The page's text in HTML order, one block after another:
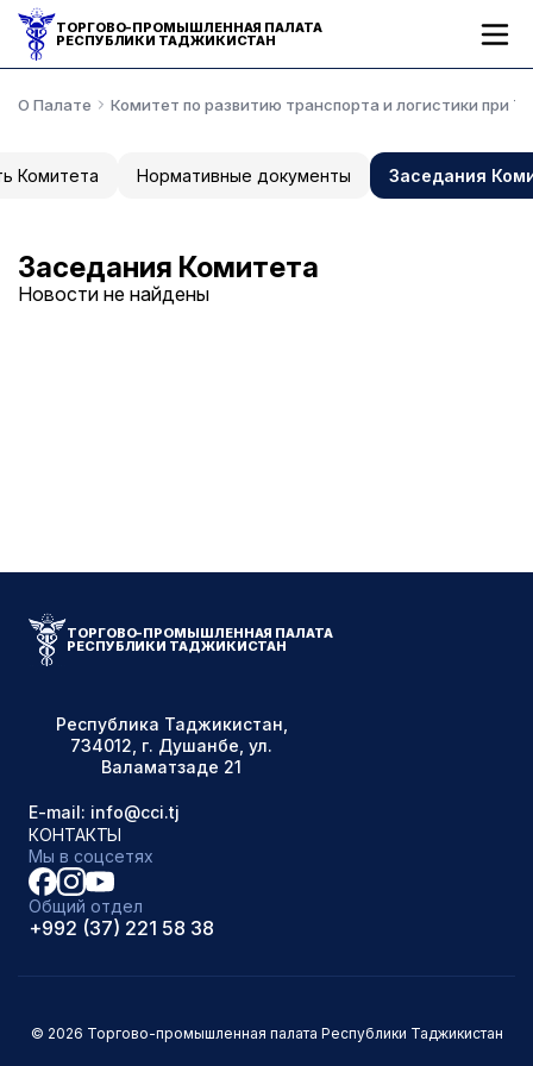
ТОРГОВО-ПРОМЫШЛЕННАЯ ПАЛАТА
РЕСПУБЛИКИ ТАДЖИКИСТАН
О Палате Комитет по развитию транспорта и логистики при
Комитета Нормативные документы Заседания
Заседания Комитета
Новости не найдены
ТОРГОВО-ПРОМЫШЛЕННАЯ ПАЛАТА
РЕСПУБЛИКИ ТАДЖИКИСТАН
Республика Таджикистан,
734012, г. Душанбе, ул.
Валаматзаде 21
E-mail: info@cci.tj
КОНТАКТЫ
Мы в соцсетях
Общий отдел
+992 (37) 221 58 38
© 2026 Торгово-промышленная палата Республики Таджикистан